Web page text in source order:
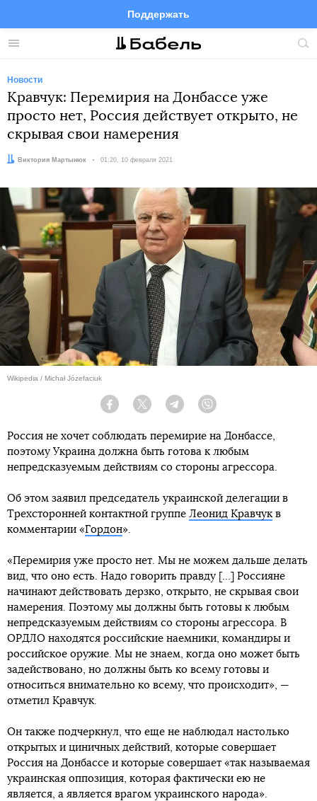
Меню
Поддержать
FacebookTelegramTwitter
Новости
Кравчук: Перемирия на Донбассе уже
просто нет, Россия действует открыто, не
скрывая свои намерения
Автор:Виктория Мартынюк Дата:
01:20, 10 февраля 2021
Wikipedia / Michał Józefaciuk
Facebook Twitter Telegram
Россия не хочет соблюдать перемирие на Донбассе,
поэтому Украина должна быть готова к любым
непредсказуемым действиям со стороны агрессора.
Об этом заявил председатель украинской делегации в
Трехсторонней контактной группе Леонид Кравчук в
комментарии «Гордон».
«Перемирия уже просто нет. Мы не можем дальше делать
вид, что оно есть. Надо говорить правду [...] Россияне
начинают действовать дерзко, открыто, не скрывая свои
намерения. Поэтому мы должны быть готовы к любым
непредсказуемым действиям со стороны агрессора. В
ОРДЛО находятся российские наемники, командиры и
российское оружие. Мы не знаем, когда оно может быть
задействовано, но должны быть ко всему готовы и
относиться внимательно ко всему, что происходит», —
отметил Кравчук.
Он также подчеркнул, что еще не наблюдал настолько
открытых и циничных действий, которые совершает
Россия на Донбассе и которые совершает «так называемая
украинская оппозиция, которая фактически ею не
является, а является врагом украинского народа».